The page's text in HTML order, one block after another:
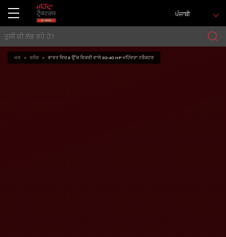
ਪੰਜਾਬੀ
ਘਰ ਬਲੌਗ ਭਾਰਤ ਵਿਚ 8 ਉੱਚ ਵਿਕਰੀ ਵਾਲੇ 30-40 HP ਮਹਿੰਦਰਾ ਟਰੈਕਟਰ